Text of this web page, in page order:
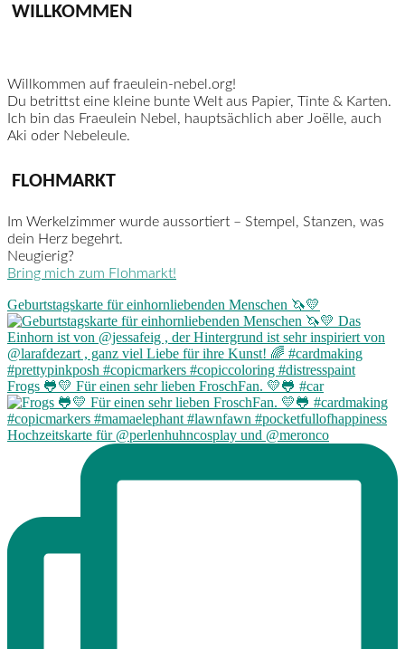
WILLKOMMEN
Willkommen auf fraeulein-nebel.org!
Du betrittst eine kleine bunte Welt aus Papier, Tinte & Karten.
Ich bin das Fraeulein Nebel, hauptsächlich aber Joëlle, auch
Aki oder Nebeleule.
FLOHMARKT
Im Werkelzimmer wurde aussortiert – Stempel, Stanzen, was
dein Herz begehrt.
Neugierig?
Bring mich zum Flohmarkt!
Geburtstagskarte für einhornliebenden Menschen 🦄💛
Frogs 🐸💛 Für einen sehr lieben FroschFan. 💛🐸 #car
Hochzeitskarte für @perlenhuhncosplay und @meronco